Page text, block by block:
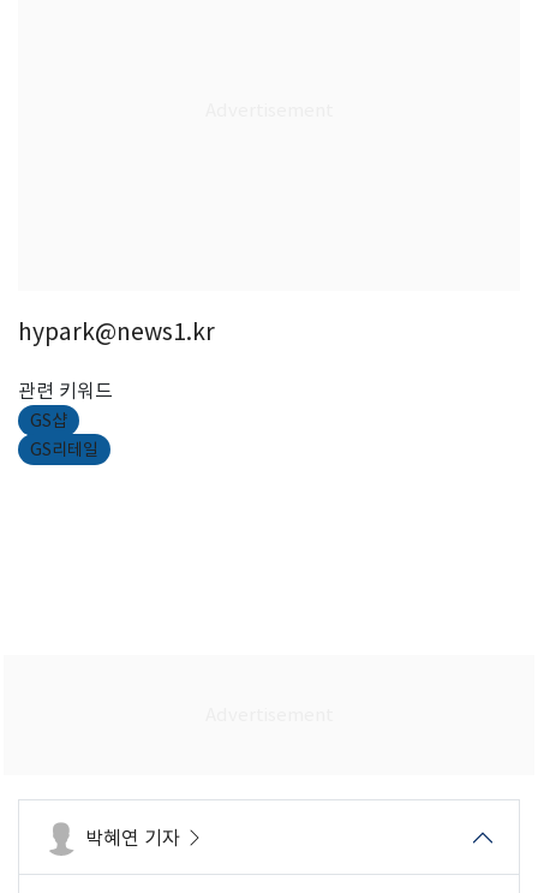
hypark@news1.kr
관련 키워드
GS샵
GS리테일
박혜연 기자